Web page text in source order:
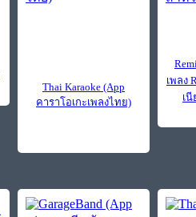
Thai Karaoke (App
คาราโอเกะเพลงไทย)
เพลง
เ